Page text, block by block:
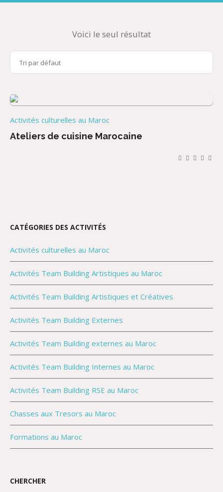
Voici le seul résultat
Activités culturelles au Maroc
Ateliers de cuisine Marocaine
CATÉGORIES DES ACTIVITÉS
Activités culturelles au Maroc
Activités Team Building Artistiques au Maroc
Activités Team Building Artistiques et Créatives
Activités Team Building Externes
Activités Team Building externes au Maroc
Activités Team Building Internes au Maroc
Activités Team Building RSE au Maroc
Chasses aux Tresors au Maroc
Formations au Maroc
CHERCHER